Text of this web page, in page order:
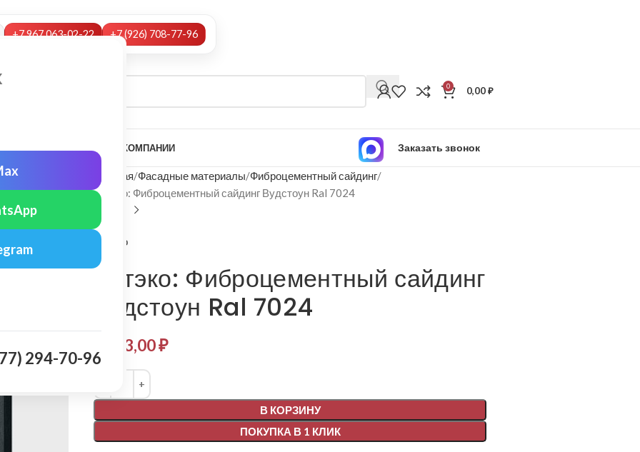
294-70-96
+7 967 063-02-22 +7 (926) 708-77-96
0 0,00₽
О КОМПАНИИ Заказать звонок
Главная Фасадные материалы Фиброцементный сайдинг
Бетэко: Фиброцементный сайдинг Вудстоун Ral 7024
Бетэко
Бетэко: Фиброцементный сайдинг
Вудстоун Ral 7024
1 183,00₽
В КОРЗИНУ
ПОКУПКА В 1 КЛИК
Alternative: